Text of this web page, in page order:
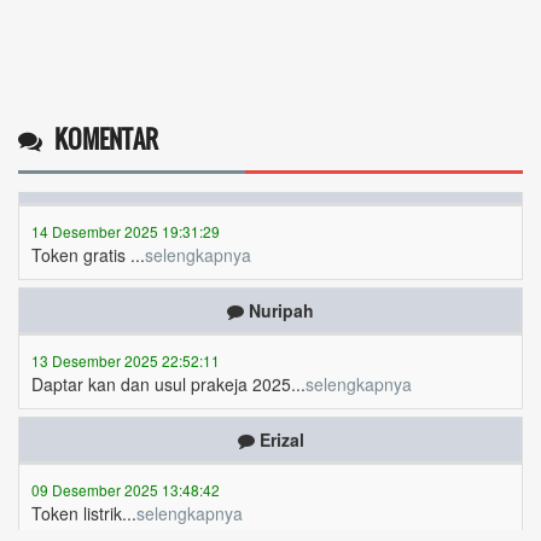
KOMENTAR
Token gratis ...selengkapnya
Nuripah
Daptar kan dan usul prakeja 2025...selengkapnya
Erizal
Token listrik...selengkapnya